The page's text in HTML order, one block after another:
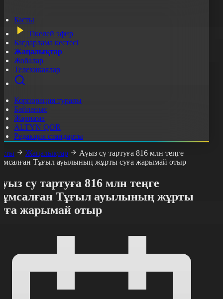
Басты
Тікелей эфир
Бағдарлама кестесі
Жаңалықтар
Жобалар
Телехикаялар
Корпорация туралы
Байланыс
Жарнама
ALTYN QOR
Редакция стандарты
Жаңалықтар
Ауыз су тартуға 816 млн теңге
Тұғыл ауылының жұрты суға жарымай отыр
су тартуға 816 млн теңге
Тұғыл ауылының жұрты
жарымай отыр